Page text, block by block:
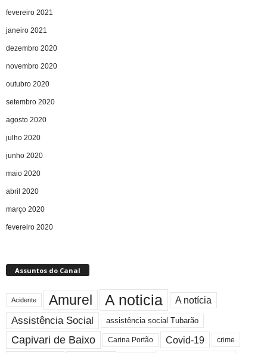
fevereiro 2021
janeiro 2021
dezembro 2020
novembro 2020
outubro 2020
setembro 2020
agosto 2020
julho 2020
junho 2020
maio 2020
abril 2020
março 2020
fevereiro 2020
Assuntos do Canal
Acidente Amurel A noticia A notícia
Assistência Social assistência social Tubarão
Capivari de Baixo Carina Portão Covid-19 crime